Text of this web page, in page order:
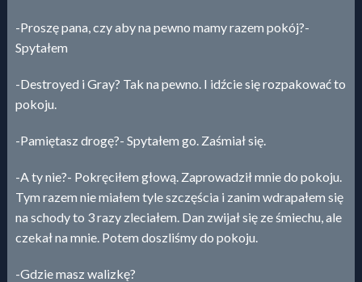
-Proszę pana, czy aby na pewno mamy razem pokój?-
Spytałem
-Destroyed i Gray? Tak na pewno. I idźcie się rozpakować to
pokoju.
-Pamiętasz drogę?- Spytałem go. Zaśmiał się.
-A ty nie?- Pokręciłem głową. Zaprowadził mnie do pokoju.
Tym razem nie miałem tyle szczęścia i zanim wdrapałem się
na schody to 3 razy zleciałem. Dan zwijał się ze śmiechu, ale
czekał na mnie. Potem doszliśmy do pokoju.
-Gdzie masz walizkę?